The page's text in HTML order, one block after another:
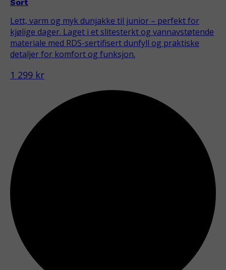
Sort
Lett, varm og myk dunjakke til junior – perfekt for
kjølige dager. Laget i et slitesterkt og vannavstøtende
materiale med RDS-sertifisert dunfyll og praktiske
detaljer for komfort og funksjon.
1 299 kr